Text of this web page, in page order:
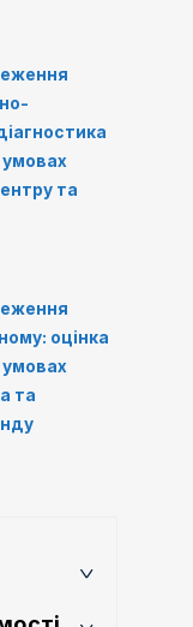
умовах
та
оцінка
умовах
та